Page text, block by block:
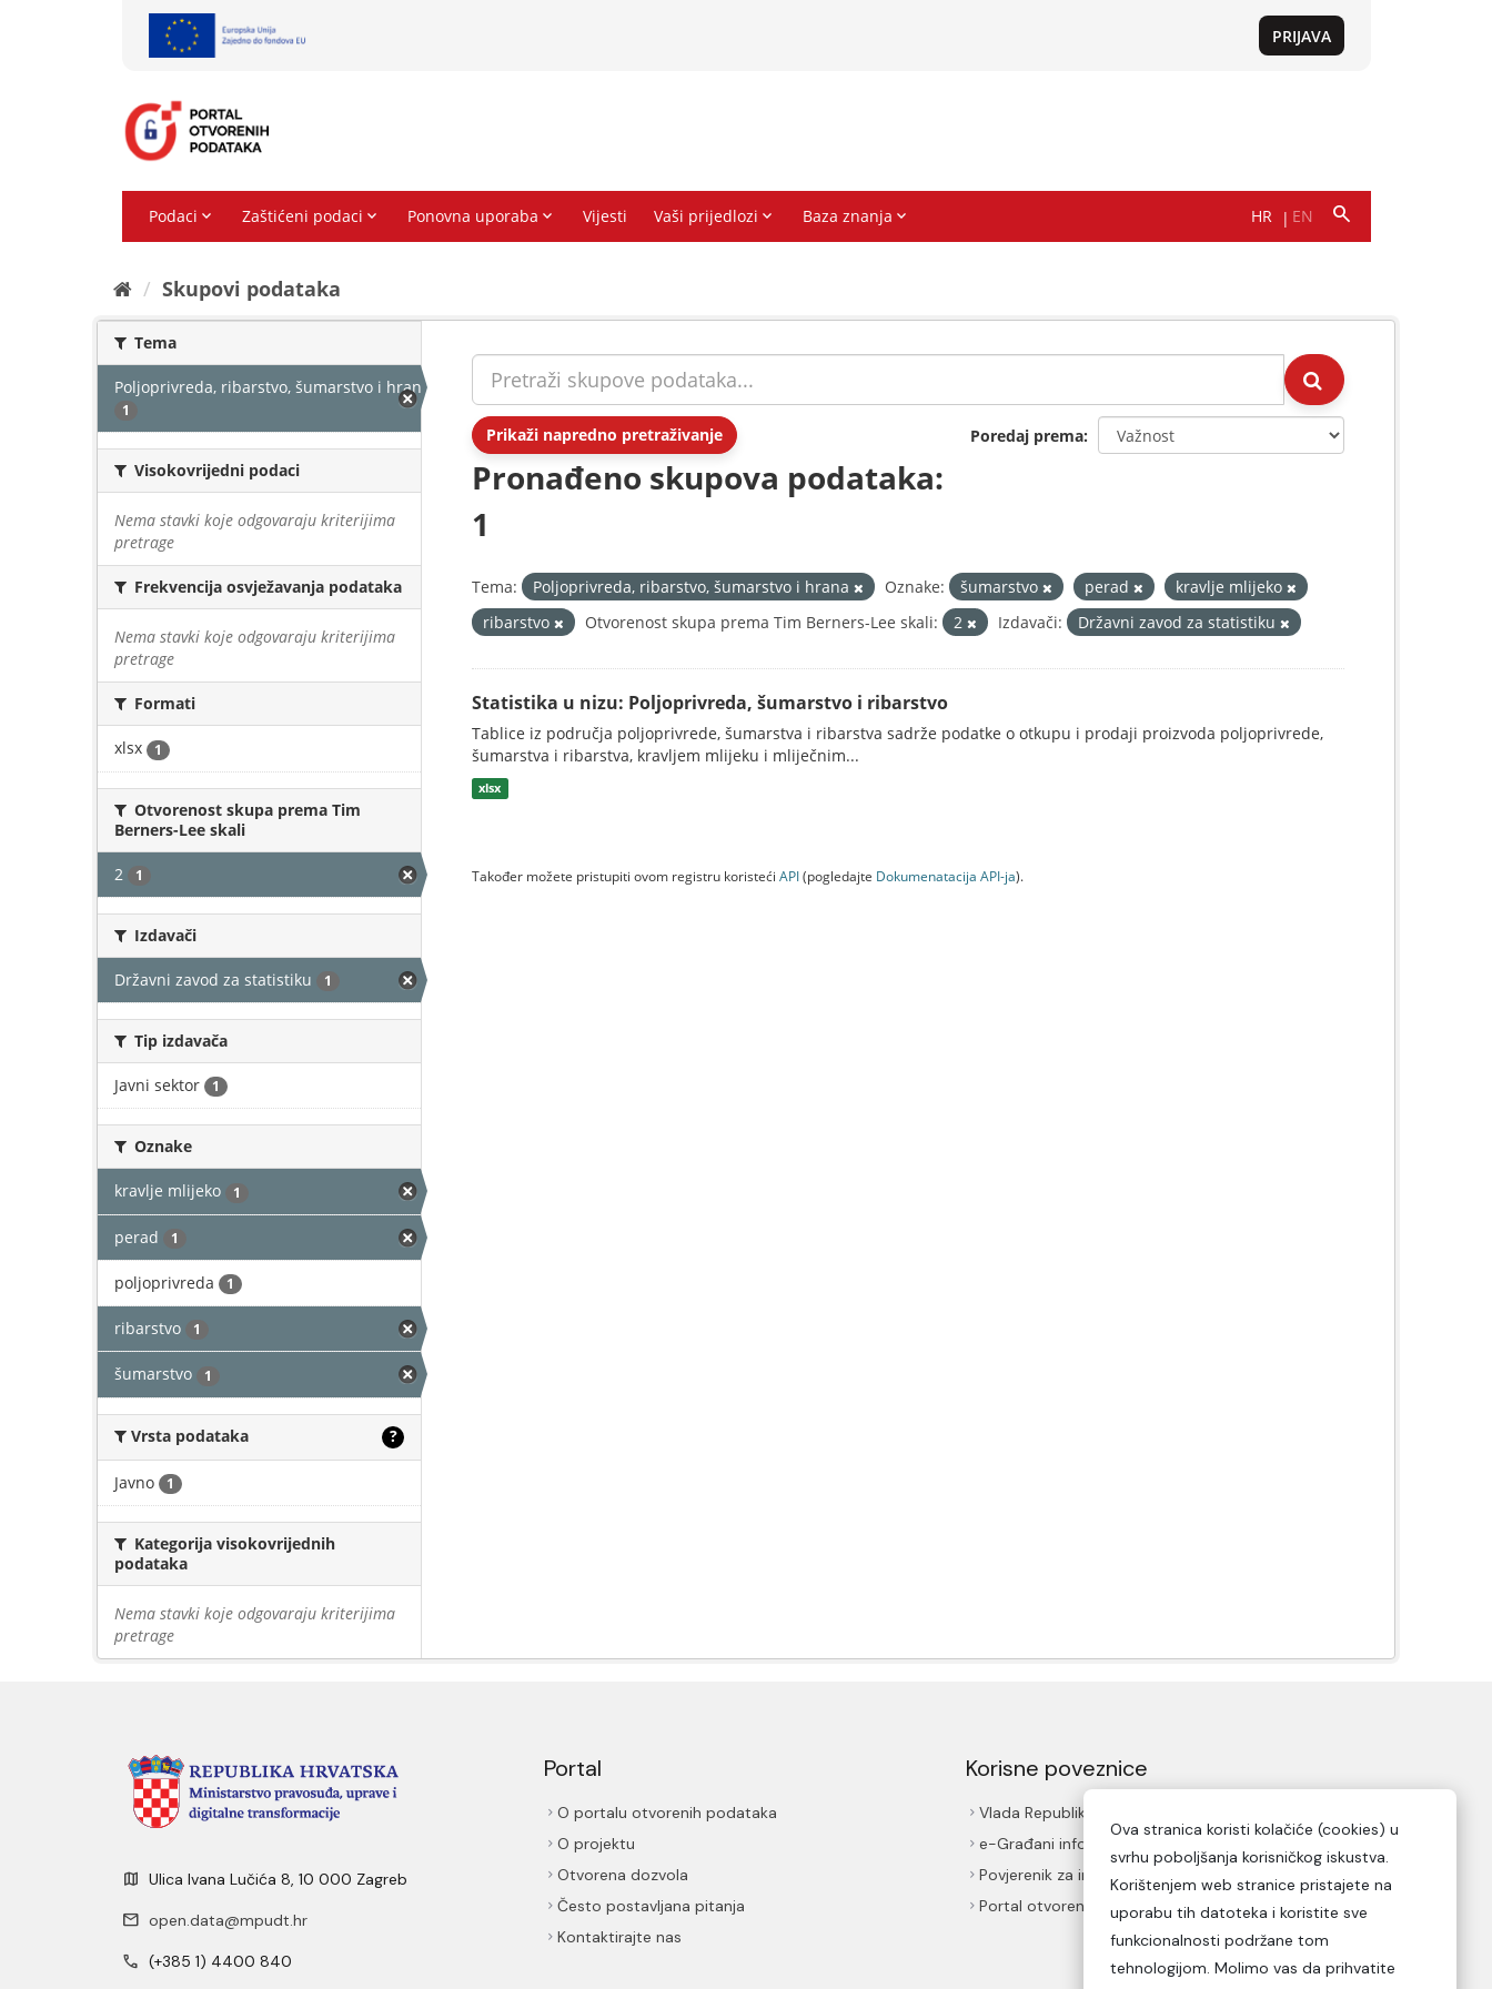
Skupovi podаtаkа
Tema
Poljoprivreda, ribarstvo, šumarstvo i hrana
1
Visokovrijedni podaci
Nema stavki koje odgovaraju kriterijima
pretrage
Frekvencija osvježavanja podataka
Nema stavki koje odgovaraju kriterijima
pretrage
Formati
xlsx 1
Otvorenost skupa prema Tim
Berners-Lee skali
2 1
Izdavači
Državni zavod za statistiku 1
Tip izdavača
Javni sektor 1
Oznake
kravlje mlijeko 1
perad 1
poljoprivreda 1
ribarstvo 1
šumarstvo 1
Vrsta podataka ?
Javno 1
Kategorija visokovrijednih
podataka
Nema stavki koje odgovaraju kriterijima
pretrage
Prikaži napredno pretraživanje Poredaj prema
Pronađeno skupova podataka:
1
Tema: Poljoprivreda, ribarstvo, šumarstvo i hrana Oznake: šumarstvo perad
kravlje mlijeko
ribarstvo
Otvorenost skupa prema Tim Berners-Lee skali: 2 Izdavači: Državni zavod za statistiku
Statistika u nizu: Poljoprivreda, šumarstvo i ribarstvo
Tablice iz područja poljoprivrede, šumarstva i ribarstva sadrže podatke o otkupu i prodaji proizvoda poljoprivrede,
šumarstva i ribarstva, kravljem mlijeku i mliječnim...
xlsx
Također možete pristupiti ovom registru koristeći API(pogledajte Dokumenаtаcijа API-jа).